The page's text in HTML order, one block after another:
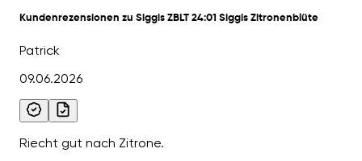
Kundenrezensionen zu Siggis ZBLT 24:01 Siggis Zitronenblüte
Patrick
09.06.2026
Riecht gut nach Zitrone.